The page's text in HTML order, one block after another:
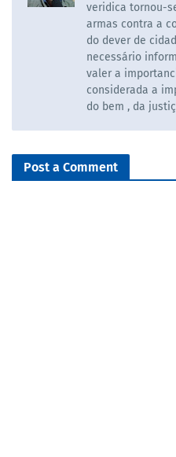
veridica tornou-
armas contra a
do dever de
necessário
valer a
considerada a
do bem , da
Post a Comment